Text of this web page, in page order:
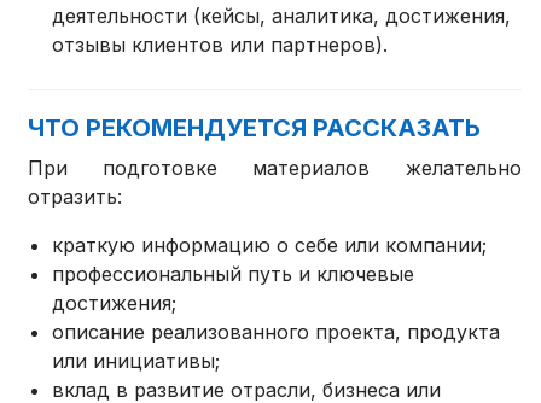
деятельности (кейсы, аналитика, достижения,
отзывы клиентов или партнеров).
ЧТО РЕКОМЕНДУЕТСЯ РАССКАЗАТЬ
При подготовке материалов желательно
отразить:
краткую информацию о себе или компании;
профессиональный путь и ключевые
достижения;
описание реализованного проекта, продукта
или инициативы;
вклад в развитие отрасли, бизнеса или